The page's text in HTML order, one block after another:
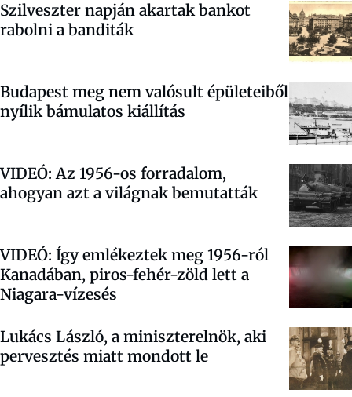
Szilveszter napján akartak bankot
rabolni a banditák
Budapest meg nem valósult épületeiből
nyílik bámulatos kiállítás
VIDEÓ: Az 1956-os forradalom,
ahogyan azt a világnak bemutatták
VIDEÓ: Így emlékeztek meg 1956-ról
Kanadában, piros-fehér-zöld lett a
Niagara-vízesés
Lukács László, a miniszterelnök, aki
pervesztés miatt mondott le